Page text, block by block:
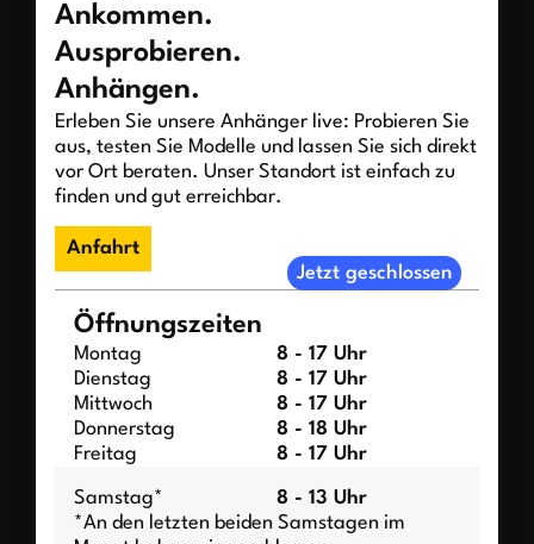
Ankommen.
Ausprobieren.
Anhängen.
Erleben Sie unsere Anhänger live: Probieren Sie
aus, testen Sie Modelle und lassen Sie sich direkt
vor Ort beraten. Unser Standort ist einfach zu
finden und gut erreichbar.
Anfahrt
Jetzt geschlossen
Öffnungszeiten
Montag
8 - 17 Uhr
Dienstag
8 - 17 Uhr
Mittwoch
8 - 17 Uhr
Donnerstag
8 - 18 Uhr
Freitag
8 - 17 Uhr
Samstag*
8 - 13 Uhr
*An den letzten beiden Samstagen im